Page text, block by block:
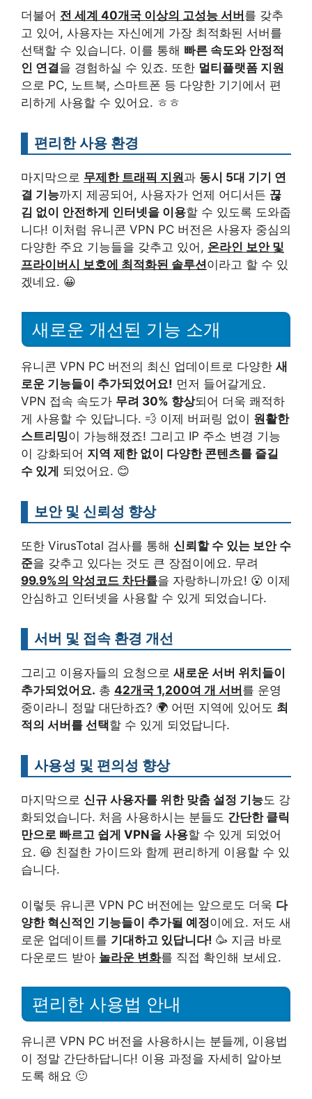
더불어 전 세계 40개국 이상의 고성능 서버 를 갖추
고 있어, 사용자는 자신에게 가장 최적화된 서버를
선택할 수 있습니다. 이를 통해 빠른 속도와 안정적
인 연결을 경험하실 수 있죠. 또한 멀티플랫폼 지원
으로 PC, 노트북, 스마트폰 등 다양한 기기에서 편
리하게 사용할 수 있어요. ㅎㅎ
편리한 사용 환경
마지막으로 무제한 트래픽 지원과 동시 5대 기기 연
결 기능까지 제공되어, 사용자가 언제 어디서든 끊
김 없이 안전하게 인터넷을 이용할 수 있도록 도와줍
니다! 이처럼 유니콘 VPN PC 버전은 사용자 중심의
다양한 주요 기능들을 갖추고 있어, 온라인 보안 및
프라이버시 보호에 최적화된 솔루션이라고 할 수 있
겠네요. 😀
새로운 개선된 기능 소개
유니콘 VPN PC 버전의 최신 업데이트로 다양한 새
로운 기능들이 추가되었어요! 먼저 들어갈게요.
VPN 접속 속도가 무려 30% 향상되어 더욱 쾌적하
게 사용할 수 있답니다. 💨 이제 버퍼링 없이 원활한
스트리밍이 가능해졌죠! 그리고 IP 주소 변경 기능
이 강화되어 지역 제한 없이 다양한 콘텐츠를 즐길
수 있게 되었어요. 😊
보안 및 신뢰성 향상
또한 VirusTotal 검사를 통해 신뢰할 수 있는 보안 수
준을 갖추고 있다는 것도 큰 장점이에요. 무려
99.9%의 악성코드 차단률을 자랑하니까요! 😮 이제
안심하고 인터넷을 사용할 수 있게 되었습니다.
서버 및 접속 환경 개선
그리고 이용자들의 요청으로 새로운 서버 위치들이
추가되었어요. 총 42개국 1,200여 개 서버 를 운영
중이라니 정말 대단하죠? 🌍 어떤 지역에 있어도 최
적의 서버를 선택할 수 있게 되었답니다.
사용성 및 편의성 향상
마지막으로 신규 사용자를 위한 맞춤 설정 기능도 강
화되었습니다. 처음 사용하시는 분들도 간단한 클릭
만으로 빠르고 쉽게 VPN을 사용할 수 있게 되었어
요. 😆 친절한 가이드와 함께 편리하게 이용할 수 있
습니다.
이렇듯 유니콘 VPN PC 버전에는 앞으로도 더욱 다
양한 혁신적인 기능들이 추가될 예정이에요. 저도 새
로운 업데이트를 기대하고 있답니다! 🥳 지금 바로
다운로드 받아 놀라운 변화를 직접 확인해 보세요.
편리한 사용법 안내
유니콘 VPN PC 버전을 사용하시는 분들께, 이용법
이 정말 간단하답니다! 이용 과정을 자세히 알아보
도록 해요 🙂